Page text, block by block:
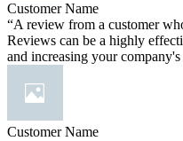
Customer Name
“A review from a customer
Reviews can be a highly
and increasing your
Customer Name